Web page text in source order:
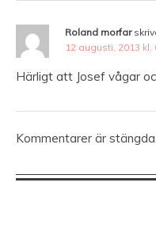
Roland morfar
12 augusti, 2013 kl.
Härligt att Josef vågar
Kommentarer är stängda.